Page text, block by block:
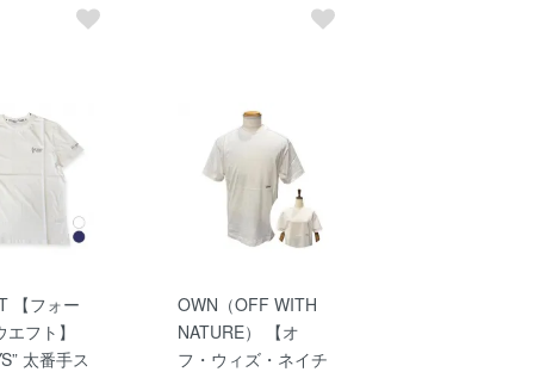
【フォー
フト】
太番手ス
OWN（OFF WITH
NATURE） 【オ
フ・ウィズ・ネイチ